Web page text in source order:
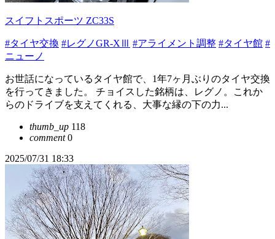
スイフトスポーツ ZC33S
#タイヤ交換 #レグノGR-XⅢ #アライメント調整 #タイヤ館 #
ニューノ
お世話になっているタイヤ館で、1年7ヶ月ぶりのタイヤ交換
を行ってきました。 チョイスした銘柄は、レグノ。これか
らのドライブを支えてくれる、大事な縁の下の力...
thumb_up 118
comment0
2025/07/31 18:33